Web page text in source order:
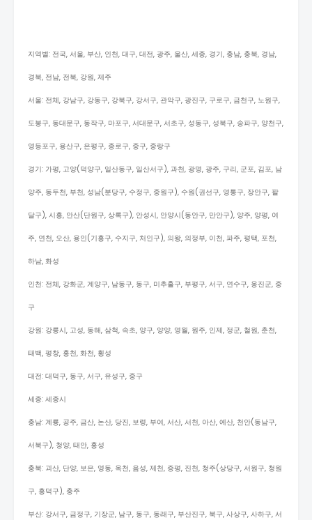
지역별: 전국, 서울, 부산, 인천, 대구, 대전, 광주, 울산, 세종, 경기, 충남, 충북, 경남,
경북, 전남, 전북, 강원, 제주
서울: 전체, 강남구, 강동구, 강북구, 강서구, 관악구, 광진구, 구로구, 금천구, 노원구,
도봉구, 동대문구, 동작구, 마포구, 서대문구, 서초구, 성동구, 성북구, 송파구, 양천구,
영등포구, 용산구, 은평구, 종로구, 중구, 중랑구
경기: 가평, 고양(덕양구, 일산동구, 일산서구), 과천, 광명, 광주, 구리, 군포, 김포, 남
양주, 동두천, 부천, 성남(분당구, 수정구, 중원구), 수원(권선구, 영통구, 장안구, 팔
달구), 시흥, 안산(단원구, 상록구), 안성시, 안양시(동안구, 만안구), 양주, 양평, 여
주, 연천, 오산, 용인(기흥구, 수지구, 처인구), 의왕, 의정부, 이천, 파주, 평택, 포천,
하남, 화성
인천: 전체, 강화군, 계양구, 남동구, 동구, 미추홀구, 부평구, 서구, 연수구, 옹진군, 중
구
강원: 강릉시, 고성, 동해, 삼척, 속초, 양구, 양양, 영월, 원주, 인제, 정군, 철원, 춘천,
태백, 평창, 홍천, 화천, 횡성
대전: 대덕구, 동구, 서구, 유성구, 중구
세종: 세종시
충남: 계룡, 공주, 금산, 논산, 당진, 보령, 부여, 서산, 서천, 아산, 예산, 천안(동남구,
서북구), 청양, 태안, 홍성
충북: 괴산, 단양, 보은, 영동, 옥천, 음성, 제천, 증평, 진천, 청주(상당구, 서원구, 청원
구, 흥덕구), 충주
부산: 강서구, 금정구, 기장군, 남구, 동구, 동래구, 부산진구, 북구, 사상구, 사하구, 서